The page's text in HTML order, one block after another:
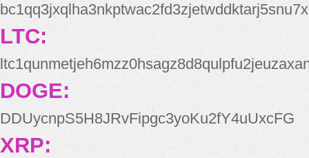
bc1qq3jxqlha3nkptwac2fd3zjetwddktarj5snu7x
LTC:
DOGE:
DDUycnpS5H8JRvFipgc3yoKu2fY4uUxcFG
XRP: